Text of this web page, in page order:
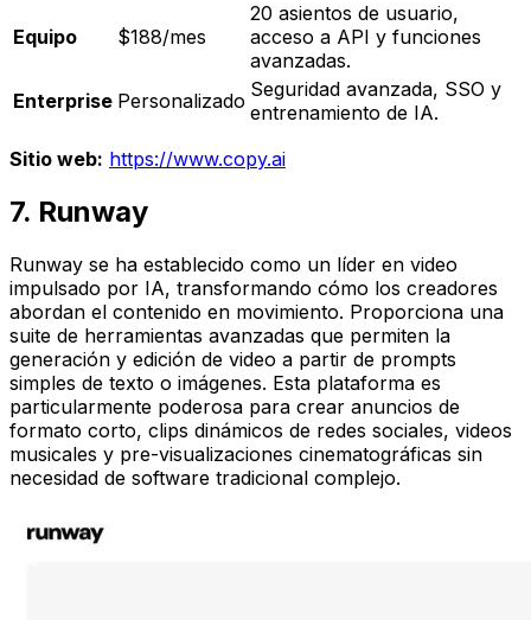
Equipo $188/mes
20 asientos de usuario,
acceso a API y funciones
avanzadas.
Enterprise Personalizado Seguridad avanzada, SSO y
entrenamiento de IA.
Sitio web: https://www.copy.ai
7. Runway
Runway se ha establecido como un líder en video
impulsado por IA, transformando cómo los creadores
abordan el contenido en movimiento. Proporciona una
suite de herramientas avanzadas que permiten la
generación y edición de video a partir de prompts
simples de texto o imágenes. Esta plataforma es
particularmente poderosa para crear anuncios de
formato corto, clips dinámicos de redes sociales, videos
musicales y pre-visualizaciones cinematográficas sin
necesidad de software tradicional complejo.